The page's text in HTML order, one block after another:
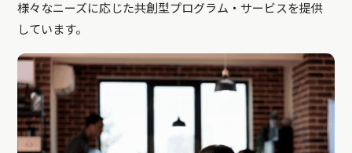
様々なニーズに応じた共創型プログラム・サービスを提供
しています。